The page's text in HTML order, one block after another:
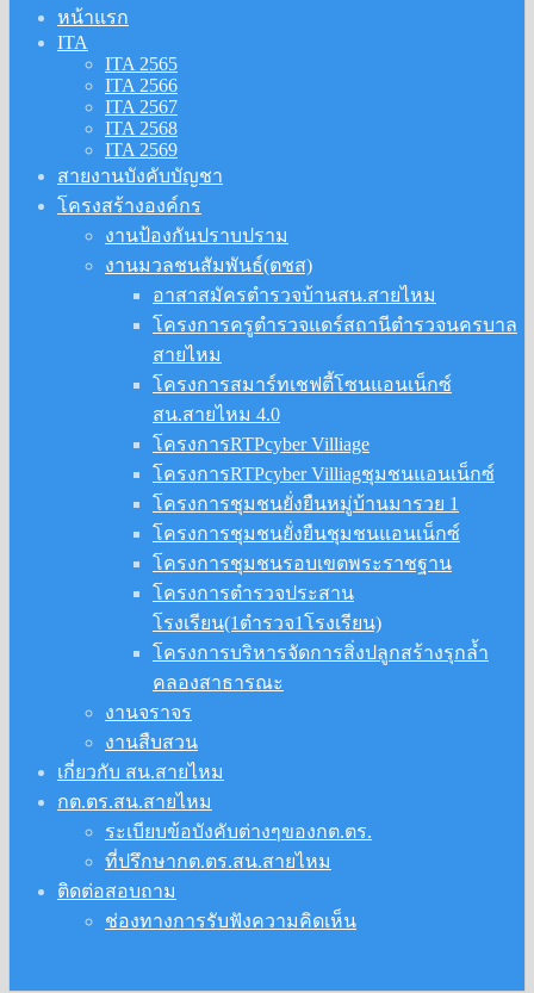
หน้าแรก
ITA
ITA 2565
ITA 2566
ITA 2567
ITA 2568
ITA 2569
สายงานบังคับบัญชา
โครงสร้างองค์กร
งานป้องกันปราบปราม
งานมวลชนสัมพันธ์(ตชส)
อาสาสมัครตำรวจบ้านสน.สายไหม
โครงการครูตำรวจแดร์สถานีตำรวจนครบาล
สายไหม
โครงการสมาร์ทเชฟตี้โซนแอนเน็กซ์
สน.สายไหม 4.0
โครงการRTPcyber Villiage
โครงการRTPcyber Villiagชุมชนแอนเน็กซ์
โครงการชุมชนยั่งยืนหมู่บ้านมารวย 1
โครงการชุมชนยั่งยืนชุมชนแอนเน็กซ์
โครงการชุมชนรอบเขตพระราชฐาน
โครงการตำรวจประสาน
โรงเรียน(1ตำรวจ1โรงเรียน)
โครงการบริหารจัดการสิ่งปลูกสร้างรุกล้ำ
คลองสาธารณะ
งานจราจร
งานสืบสวน
เกี่ยวกับ สน.สายไหม
กต.ตร.สน.สายไหม
ระเบียบข้อบังคับต่างๆของกต.ตร.
ที่ปรึกษากต.ตร.สน.สายไหม
ติดต่อสอบถาม
ช่องทางการรับฟังความคิดเห็น